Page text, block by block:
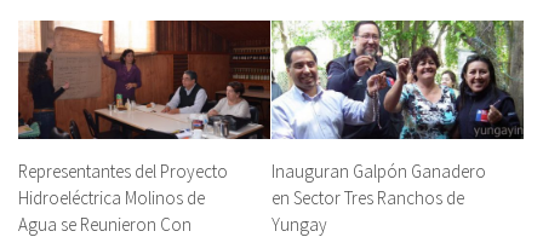
Representantes del Proyecto
Hidroeléctrica Molinos de
Agua se Reunieron Con
Inauguran Galpón Ganadero
en Sector Tres Ranchos de
Yungay